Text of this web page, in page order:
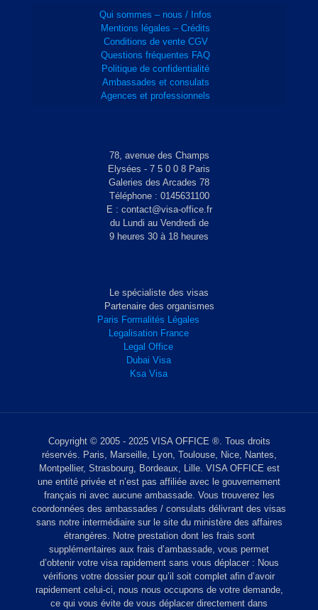
Qui sommes – nous / Infos
Mentions légales – Crédits
Conditions de vente CGV
Questions fréquentes FAQ
Politique de confidentialité
Ambassades et consulats
Agences et professionnels
78, avenue des Champs
Elysées - 7 5 0 0 8 Paris
Galeries des Arcades 78
Téléphone : 0145631100
E : contact@visa-office.fr
du Lundi au Vendredi de
9 heures 30 à 18 heures
Le spécialiste des visas
Partenaire des organismes
Paris Formalités Légales
Legalisation France
Legal Office
Dubai Visa
Ksa Visa
Copyright © 2005 - 2025 VISA OFFICE ®. Tous droits
réservés. Paris, Marseille, Lyon, Toulouse, Nice, Nantes,
Montpellier, Strasbourg, Bordeaux, Lille. VISA OFFICE est
une entité privée et n’est pas affiliée avec le gouvernement
français ni avec aucune ambassade. Vous trouverez les
coordonnées des ambassades / consulats délivrant des visas
sans notre intermédiaire sur le site du ministère des affaires
étrangères. Notre prestation dont les frais sont
supplémentaires aux frais d’ambassade, vous permet
d’obtenir votre visa rapidement sans vous déplacer : Nous
vérifions votre dossier pour qu’il soit complet afin d’avoir
rapidement celui-ci, nous nous occupons de votre demande,
ce qui vous évite de vous déplacer directement dans